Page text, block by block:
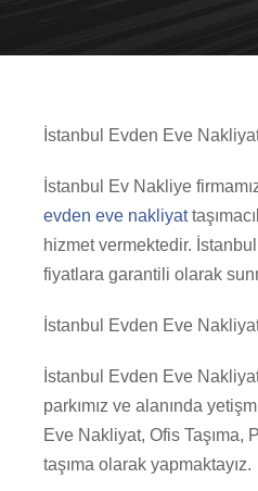
İstanbul Evden Eve
İstanbul Ev Nakliye
evden eve nakliyat
hizmet vermektedir.
fiyatlara garantili olarak
İstanbul Evden Eve
İstanbul Evden Eve
parkımız ve alanında
Eve Nakliyat, Ofis Taşıma,
taşıma olarak yapmaktayız.